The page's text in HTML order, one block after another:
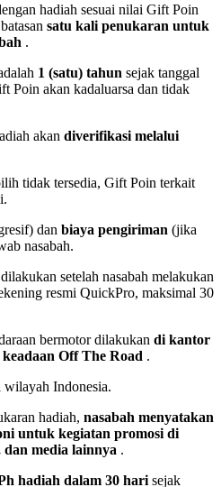
hadiah sesuai nilai Gift Poin
satu kali penukaran untuk
.
1 (satu) tahun sejak tanggal
Poin akan kadaluarsa dan tidak
akan diverifikasi melalui
tidak tersedia, Gift Poin terkait
dan biaya pengiriman (jika
nasabah.
setelah nasabah melakukan
resmi QuickPro, maksimal 30
bermotor dilakukan di kantor
Off The Road .
Indonesia.
hadiah, nasabah menyatakan
untuk kegiatan promosi di
dan media lainnya .
hadiah dalam 30 hari sejak